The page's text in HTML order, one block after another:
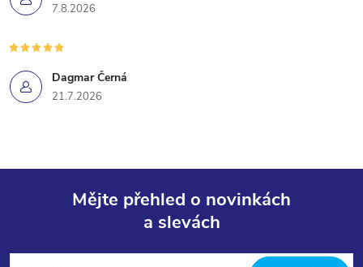
7.8.2026
Dagmar Černá
21.7.2026
Mějte přehled o novinkách
a slevách